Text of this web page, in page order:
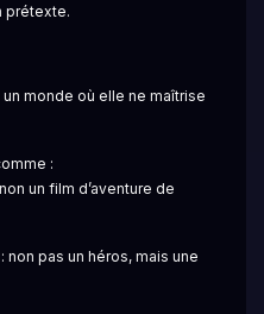
prétexte.
monde où elle ne maîtrise
:
un film d’aventure de
non pas un héros, mais une